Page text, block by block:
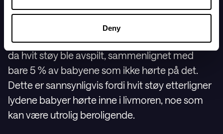
Deny
Et av de mest effektive verktøyene for å hjelpe
babyen din med å sovne er hvit støy. I en studie
sovnet 80 % av babyene i løpet av 5 minutter
da hvit støy ble avspilt, sammenlignet med
bare 5 % av babyene som ikke hørte på det.
Dette er sannsynligvis fordi hvit støy etterligner
lydene babyer hørte inne i livmoren, noe som
kan være utrolig beroligende.